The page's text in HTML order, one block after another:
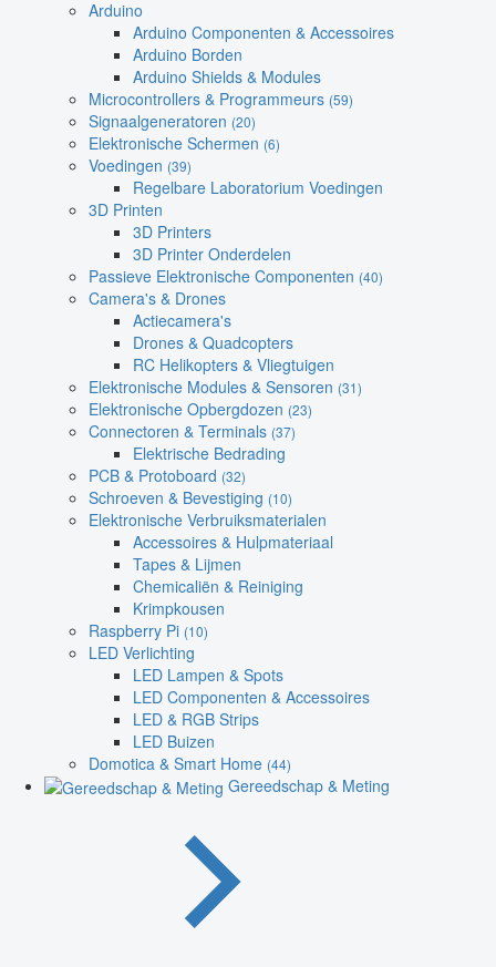
Arduino
Arduino Componenten & Accessoires
Arduino Borden
Arduino Shields & Modules
Microcontrollers & Programmeurs (59)
Signaalgeneratoren (20)
Elektronische Schermen (6)
Voedingen (39)
Regelbare Laboratorium Voedingen
3D Printen
3D Printers
3D Printer Onderdelen
Passieve Elektronische Componenten (40)
Camera's & Drones
Actiecamera's
Drones & Quadcopters
RC Helikopters & Vliegtuigen
Elektronische Modules & Sensoren (31)
Elektronische Opbergdozen (23)
Connectoren & Terminals (37)
Elektrische Bedrading
PCB & Protoboard (32)
Schroeven & Bevestiging (10)
Elektronische Verbruiksmaterialen
Accessoires & Hulpmateriaal
Tapes & Lijmen
Chemicaliën & Reiniging
Krimpkousen
Raspberry Pi (10)
LED Verlichting
LED Lampen & Spots
LED Componenten & Accessoires
LED & RGB Strips
LED Buizen
Domotica & Smart Home (44)
Gereedschap & Meting